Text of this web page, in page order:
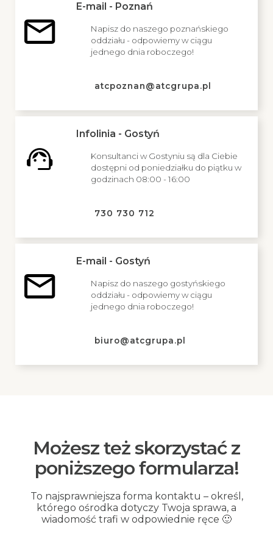
E-mail - Poznań
Napisz do naszego poznańskiego
oddziału - odpowiemy w ciągu
jednego dnia roboczego!
atcpoznan@atcgrupa.pl
Infolinia - Gostyń
Konsultanci w Gostyniu są dla Ciebie
dostępni od poniedziałku do piątku w
godzinach 08:00 - 16:00
730 730 712
E-mail - Gostyń
Napisz do naszego gostyńskiego
oddziału - odpowiemy w ciągu
jednego dnia roboczego!
biuro@atcgrupa.pl
Możesz też skorzystać z
poniższego formularza!
To najsprawniejsza forma kontaktu – określ,
którego ośrodka dotyczy Twoja sprawa, a
wiadomość trafi w odpowiednie ręce 🙂